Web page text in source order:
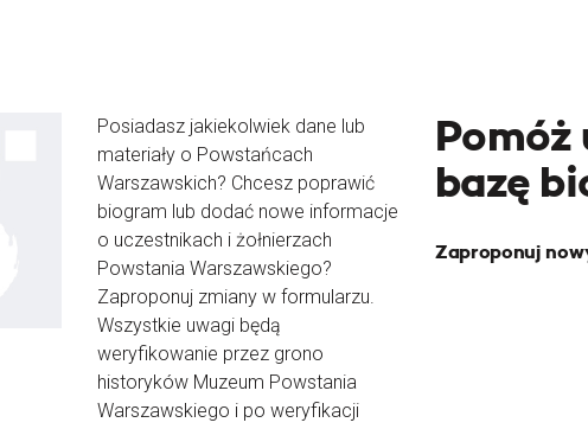
Posiadasz jakiekolwiek dane lub
materiały o Powstańcach
Warszawskich? Chcesz poprawić
biogram lub dodać nowe informacje
o uczestnikach i żołnierzach
Powstania Warszawskiego?
Zaproponuj zmiany w formularzu.
Wszystkie uwagi będą
weryfikowanie przez grono
historyków Muzeum Powstania
Warszawskiego i po weryfikacji
Pomóż
bazę
Zaproponuj